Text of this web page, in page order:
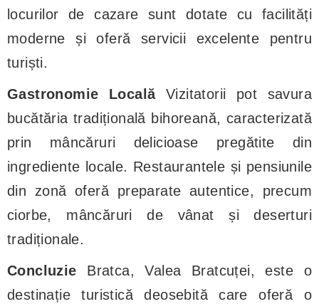
locurilor de cazare sunt dotate cu facilități
moderne și oferă servicii excelente pentru
turiști.
Gastronomie LocalăVizitatorii pot savura
bucătăria tradițională bihoreană, caracterizată
prin mâncăruri delicioase pregătite din
ingrediente locale. Restaurantele și pensiunile
din zonă oferă preparate autentice, precum
ciorbe, mâncăruri de vânat și deserturi
tradiționale.
Concluzie Bratca, Valea Bratcuței, este o
destinație turistică deosebită care oferă o